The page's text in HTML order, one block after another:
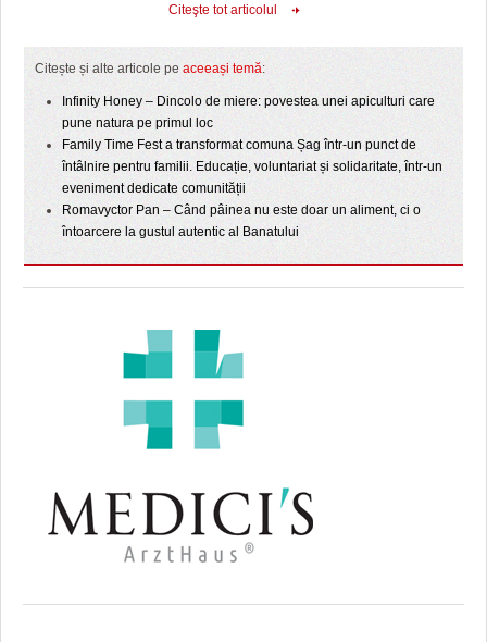
Citeşte tot articolul
Citește și alte articole pe aceeași temă:
Infinity Honey – Dincolo de miere: povestea unei apiculturi care
pune natura pe primul loc
Family Time Fest a transformat comuna Șag într-un punct de
întâlnire pentru familii. Educație, voluntariat și solidaritate, într-un
eveniment dedicate comunității
Romavyctor Pan – Când pâinea nu este doar un aliment, ci o
întoarcere la gustul autentic al Banatului